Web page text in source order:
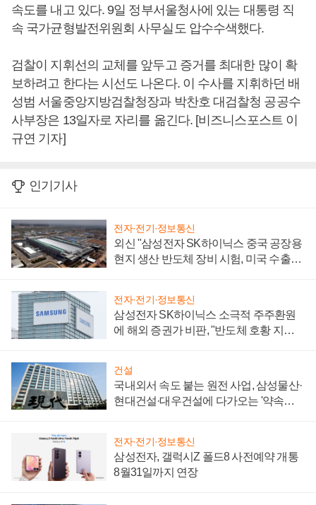
속도를 내고 있다. 9일 정부서울청사에 있는 대통령 직
속 국가균형발전위원회 사무실도 압수수색했다.
검찰이 지휘선의 교체를 앞두고 증거를 최대한 많이 확
보하려고 한다는 시선도 나온다. 이 수사를 지휘하던 배
성범 서울중앙지방검찰청장과 박찬호 대검찰청 공공수
사부장은 13일자로 자리를 옮긴다. [비즈니스포스트 이
규연 기자]
인기기사
전자·전기·정보통신
외신 "삼성전자 SK하이닉스 중국 공장용
현지 생산 반도체 장비 시험, 미국 수출통
전자·전기·정보통신
삼성전자 SK하이닉스 소극적 주주환원
에 해외 증권가 비판, "반도체 호황 지속
건설
국내외서 속도 붙는 원전 사업, 삼성물산·
현대건설·대우건설에 다가오는 '약속의
전자·전기·정보통신
삼성전자, 갤럭시Z 폴드8 사전예약 개통
8월31일까지 연장